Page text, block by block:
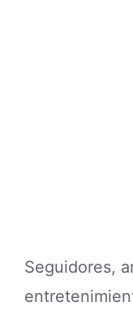
Seguidores,